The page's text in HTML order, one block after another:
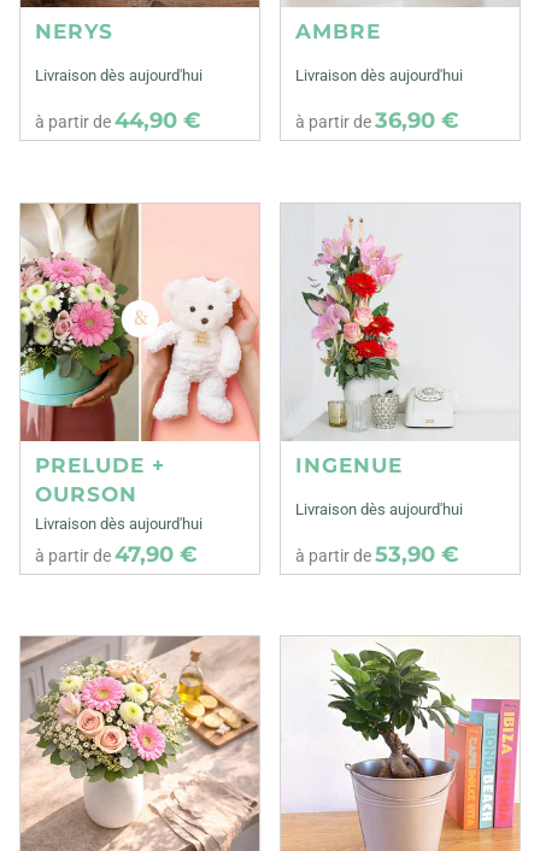
NERYS
Livraison dès aujourd'hui
à partir de44,90 €
AMBRE
Livraison dès aujourd'hui
à partir de36,90 €
PRELUDE +
OURSON
Livraison dès aujourd'hui
à partir de47,90 €
INGENUE
Livraison dès aujourd'hui
à partir de53,90 €